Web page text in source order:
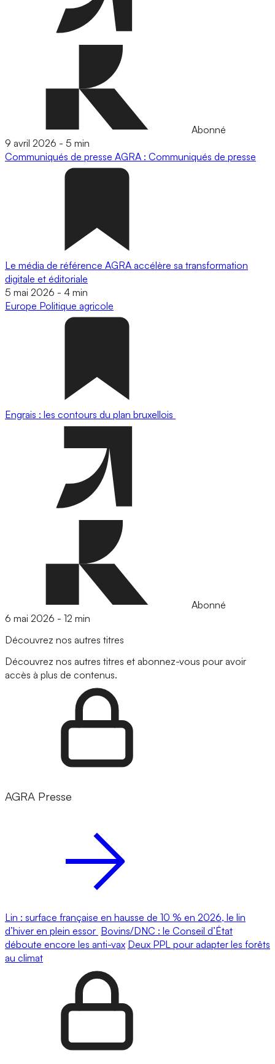
Abonné
9 avril 2026 - 5 min
Communiqués de presse AGRA : Communiqués de presse
Le média de référence AGRA accélère sa transformation
digitale et éditoriale
5 mai 2026 - 4 min
Europe Politique agricole
Engrais : les contours du plan bruxellois
Abonné
6 mai 2026 - 12 min
Découvrez nos autres titres
Découvrez nos autres titres et abonnez-vous pour avoir
accès à plus de contenus.
AGRA Presse
Lin : surface française en hausse de 10 % en 2026, le lin
d’hiver en plein essor Bovins/DNC : le Conseil d’État
déboute encore les anti-vax Deux PPL pour adapter les forêts
au climat